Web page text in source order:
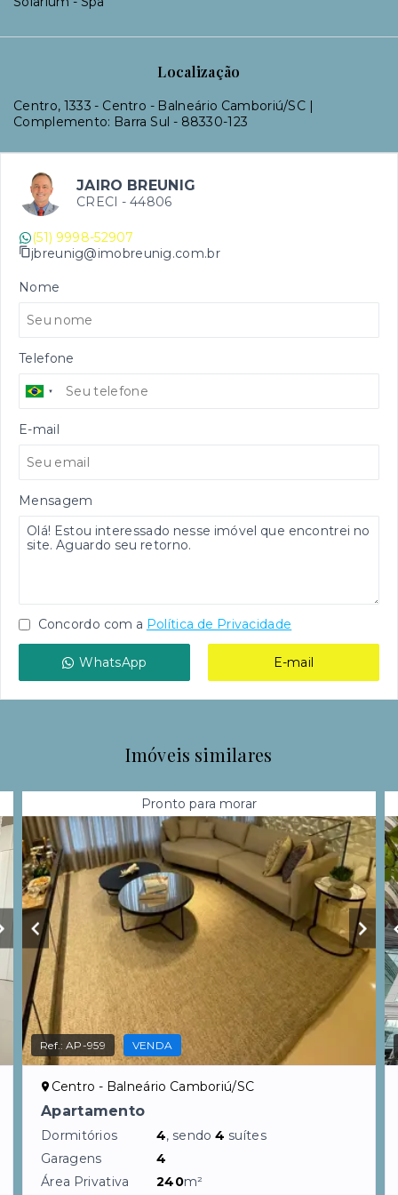
Localização
Centro, 1333 - Centro - Balneário Camboriú/SC |
Complemento: Barra Sul - 88330-123
JAIRO BREUNIG
CRECI - 44806
(51) 9998-52907
jbreunig@imobreunig.com.br
Nome
Telefone
E-mail
Mensagem
Concordo com a Política de Privacidade
WhatsApp E-mail
Imóveis similares
Pronto para morar
Ref.:AP-959 VENDA
Centro - Balneário Camboriú/SC
Apartamento
Dormitórios 4, sendo4 suítes
Garagens
4
Área Privativa
240m²